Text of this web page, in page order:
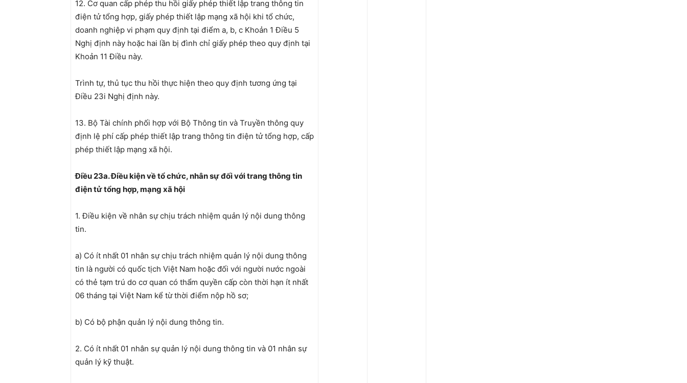
12. Cơ quan cấp phép thu hồi giấy phép thiết lập trang thông tin
điện tử tổng hợp, giấy phép thiết lập mạng xã hội khi tổ chức,
doanh nghiệp vi phạm quy định tại điểm a, b, c Khoản 1 Điều 5
Nghị định này hoặc hai lần bị đình chỉ giấy phép theo quy định tại
Khoản 11 Điều này.
Trình tự, thủ tục thu hồi thực hiện theo quy định tương ứng tại
Điều 23i Nghị định này.
13. Bộ Tài chính phối hợp với Bộ Thông tin và Truyền thông quy
định lệ phí cấp phép thiết lập trang thông tin điện tử tổng hợp, cấp
phép thiết lập mạng xã hội.
Điều 23a. Điều kiện về tổ chức, nhân sự đối với trang thông tin
điện tử tổng hợp, mạng xã hội
1. Điều kiện về nhân sự chịu trách nhiệm quản lý nội dung thông
tin.
a) Có ít nhất 01 nhân sự chịu trách nhiệm quản lý nội dung thông
tin là người có quốc tịch Việt Nam hoặc đối với người nước ngoài
có thẻ tạm trú do cơ quan có thẩm quyền cấp còn thời hạn ít nhất
06 tháng tại Việt Nam kể từ thời điểm nộp hồ sơ;
b) Có bộ phận quản lý nội dung thông tin.
2. Có ít nhất 01 nhân sự quản lý nội dung thông tin và 01 nhân sự
quản lý kỹ thuật.